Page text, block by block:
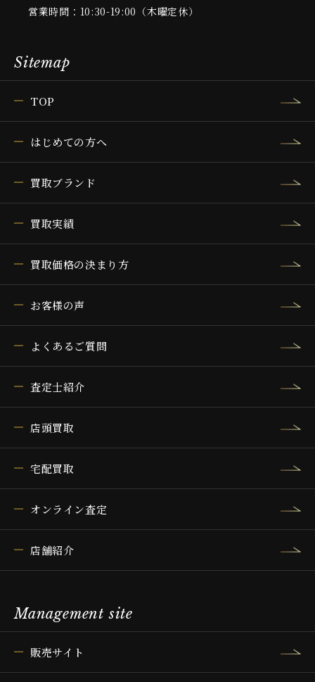
営業時間：10:30-19:00（木曜定休）
Sitemap
TOP
はじめての方へ
買取ブランド
買取実績
買取価格の決まり方
お客様の声
よくあるご質問
査定士紹介
店頭買取
宅配買取
オンライン査定
店舗紹介
Management site
販売サイト